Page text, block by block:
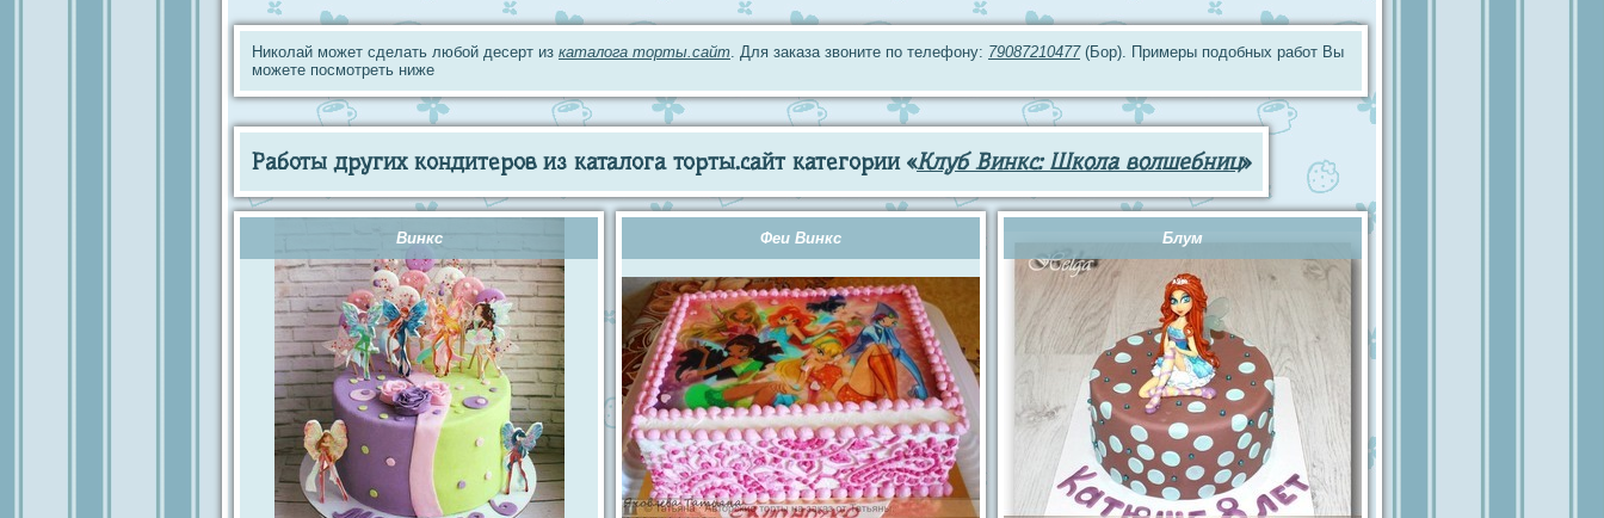
Николай может сделать любой десерт из каталога торты.сайт. Для заказа звоните по телефону: 79087210477(Бор). Примеры подобных работ Вы
можете посмотреть ниже
Работы других кондитеров из каталога торты.сайт категории «Клуб Винкс: Школа волшебниц»
Винкс Феи Винкс Блум